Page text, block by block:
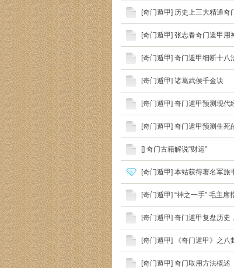
[奇门遁甲] 历史上三大精通奇
[奇门遁甲] 张志春奇门遁甲用
[奇门遁甲] 奇门遁甲细断十八
[奇门遁甲] 诸葛武侯千金诀
[奇门遁甲] 奇门遁甲预测现代
[奇门遁甲] 奇门遁甲预测生死
[] 奇门古籍解说“财运”
[奇门遁甲] 本站获得著名军旅
[奇门遁甲] “神之一手” 毛主席
[奇门遁甲] 奇门遁甲复盘历史
[奇门遁甲] 《奇门遁甲》之
[奇门遁甲] 奇门取用方法概述